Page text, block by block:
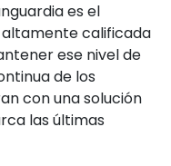
es el
calificada
ese nivel de
de los
con una solución
las últimas